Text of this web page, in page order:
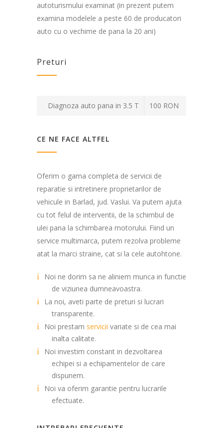
autoturismului examinat (in prezent putem
examina modelele a peste 60 de producatori
auto cu o vechime de pana la 20 ani)
Preturi
Diagnoza auto pana in 3.5 T 100 RON
CE NE FACE ALTFEL
Oferim o gama completa de servicii de
reparatie si intretinere proprietarilor de
vehicule in Barlad, jud. Vaslui. Va putem ajuta
cu tot felul de interventii, de la schimbul de
ulei pana la schimbarea motorului. Fiind un
service multimarca, putem rezolva probleme
atat la marci straine, cat si la cele autohtone.
Noi ne dorim sa ne aliniem munca in functie
de viziunea dumneavoastra.
La noi, aveti parte de preturi si lucrari
transparente.
Noi prestam servicii variate si de cea mai
inalta calitate.
Noi investim constant in dezvoltarea
echipei si a echipamentelor de care
dispunem.
Noi va oferim garantie pentru lucrarile
efectuate.